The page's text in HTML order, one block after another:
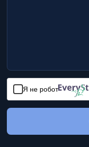
Я не робот